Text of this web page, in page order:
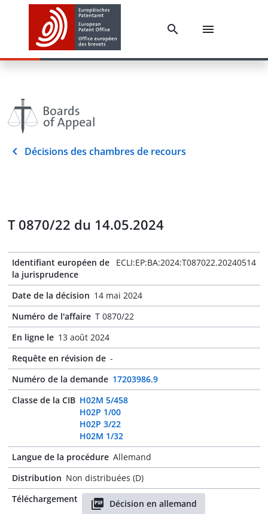
Décisions des chambres de recours
T 0870/22 du 14.05.2024
Identifiant européen de
la jurisprudence
ECLI:EP:BA:2024:T087022.20240514
Date de la décision 14 mai 2024
Numéro de l'affaire T 0870/22
En ligne le 13 août 2024
Requête en révision de -
Numéro de la demande 17203986.9
Classe de la CIB H02M 5/458
H02P 1/00
H02P 3/22
H02M 1/32
Langue de la procédure Allemand
Distribution Non distribuées (D)
Téléchargement
Décision en allemand